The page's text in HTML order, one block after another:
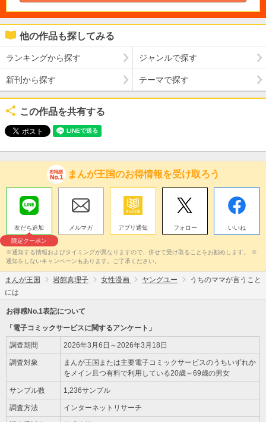
他の作品も探してみる
ランキングから探す ジャンルで探す
新刊から探す テーマで探す
この作品を共有する
まんが王国のお得情報を受け取ろう
友だち追加
限定クーポン
メルマガ アプリ通知 フォロー いいね
※通知する情報およびタイミングが異なりますので、併せて受け取ることをお勧めします。 ※
通知をしないキャンペーンもあります。ご了承ください。
まんが王国 岩館真理子 女性漫画 ヤングユー
うちのママが言うこと
には
お得感No.1表記について
「電子コミックサービスに関するアンケート」
調査期間 2026年3月6日～2026年3月18日
調査対象
まんが王国または主要電子コミックサービスのうちいずれか
をメイン且つ有料で利用している20歳～69歳の男女
サンプル数 1,236サンプル
調査方法 インターネットリサーチ